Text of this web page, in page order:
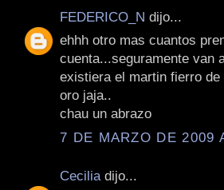
FEDERICO_N dijo...
ehhh otro mas cuantos
cuenta...seguramente van
existiera el martin fierro
oro jaja..
chau un abrazo
7 DE MARZO DE 2009
Cecilia dijo...